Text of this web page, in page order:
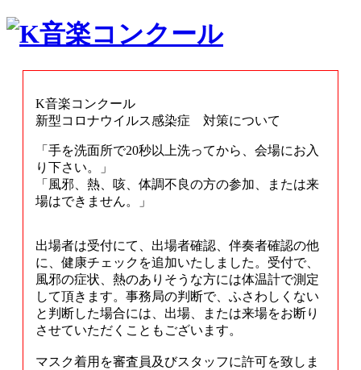
K音楽コンクール
新型コロナウイルス感染症 対策について
「手を洗面所で20秒以上洗ってから、会場にお入
り下さい。」
「風邪、熱、咳、体調不良の方の参加、または来
場はできません。」
出場者は受付にて、出場者確認、伴奏者確認の他
に、 健康チェックを追加いたしました。 受付で、
風邪の症状、熱のありそうな方には体温計で測定
して頂きます。事務局の判断で、ふさわしくない
と判断した場合には、出場、または来場をお断り
させていただくこともございます。
マスク着用を審査員及びスタッフに許可を致しま